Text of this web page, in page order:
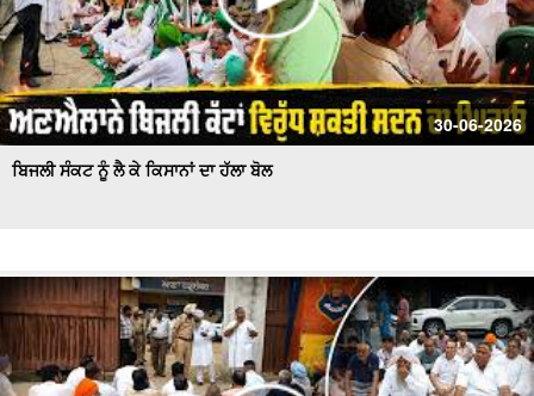
30-06-2026
ਬਿਜਲੀ ਸੰਕਟ ਨੂੰ ਲੈ ਕੇ ਕਿਸਾਨਾਂ ਦਾ ਹੱਲਾ ਬੋਲ